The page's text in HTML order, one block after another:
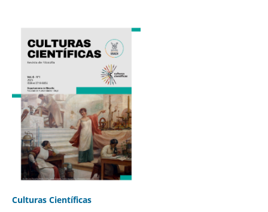
Culturas Científicas